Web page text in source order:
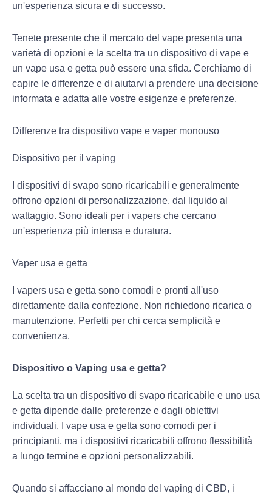
un'esperienza sicura e di successo.
Tenete presente che il mercato del vape presenta una
varietà di opzioni e la scelta tra un dispositivo di vape e
un vape usa e getta può essere una sfida. Cerchiamo di
capire le differenze e di aiutarvi a prendere una decisione
informata e adatta alle vostre esigenze e preferenze.
Differenze tra dispositivo vape e vaper monouso
Dispositivo per il vaping
I dispositivi di svapo sono ricaricabili e generalmente
offrono opzioni di personalizzazione, dal liquido al
wattaggio. Sono ideali per i vapers che cercano
un'esperienza più intensa e duratura.
Vaper usa e getta
I vapers usa e getta sono comodi e pronti all'uso
direttamente dalla confezione. Non richiedono ricarica o
manutenzione. Perfetti per chi cerca semplicità e
convenienza.
Dispositivo o Vaping usa e getta?
La scelta tra un dispositivo di svapo ricaricabile e uno usa
e getta dipende dalle preferenze e dagli obiettivi
individuali. I vape usa e getta sono comodi per i
principianti, ma i dispositivi ricaricabili offrono flessibilità
a lungo termine e opzioni personalizzabili.
Quando si affacciano al mondo del vaping di CBD, i